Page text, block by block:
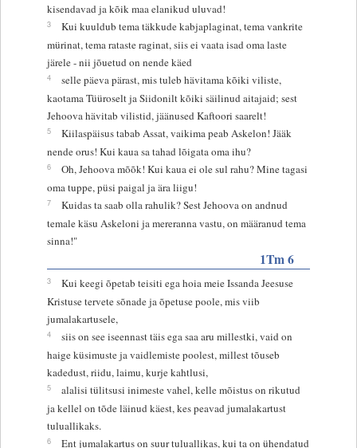
kisendavad ja kõik maa elanikud uluvad!
3
Kui kuuldub tema täkkude kabjaplaginat, tema vankrite
mürinat, tema rataste raginat, siis ei vaata isad oma laste
järele - nii jõuetud on nende käed
4
selle päeva pärast, mis tuleb hävitama kõiki viliste,
kaotama Tüüroselt ja Siidonilt kõiki säilinud aitajaid; sest
Jehoova hävitab vilistid, jäänused Kaftoori saarelt!
5
Kiilaspäisus tabab Assat, vaikima peab Askelon! Jääk
nende orus! Kui kaua sa tahad lõigata oma ihu?
6
Oh, Jehoova mõõk! Kui kaua ei ole sul rahu? Mine tagasi
oma tuppe, püsi paigal ja ära liigu!
7
Kuidas ta saab olla rahulik? Sest Jehoova on andnud
temale käsu Askeloni ja mereranna vastu, on määranud tema
sinna!"
1Tm 6
3
Kui keegi õpetab teisiti ega hoia meie Issanda Jeesuse
Kristuse tervete sõnade ja õpetuse poole, mis viib
jumalakartusele,
4
siis on see iseennast täis ega saa aru millestki, vaid on
haige küsimuste ja vaidlemiste poolest, millest tõuseb
kadedust, riidu, laimu, kurje kahtlusi,
5
alalisi tülitsusi inimeste vahel, kelle mõistus on rikutud
ja kellel on tõde läinud käest, kes peavad jumalakartust
tuluallikaks.
6
Ent jumalakartus on suur tuluallikas, kui ta on ühendatud